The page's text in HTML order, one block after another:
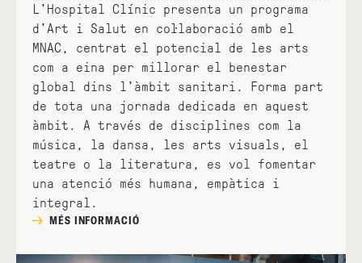
L'Hospital Clínic presenta un programa
d'Art i Salut en col·laboració amb el
MNAC, centrat el potencial de les arts
com a eina per millorar el benestar
global dins l’àmbit sanitari. Forma part
de tota una jornada dedicada en aquest
àmbit. A través de disciplines com la
música, la dansa, les arts visuals, el
teatre o la literatura, es vol fomentar
una atenció més humana, empàtica i
integral.
MÉS INFORMACIÓ